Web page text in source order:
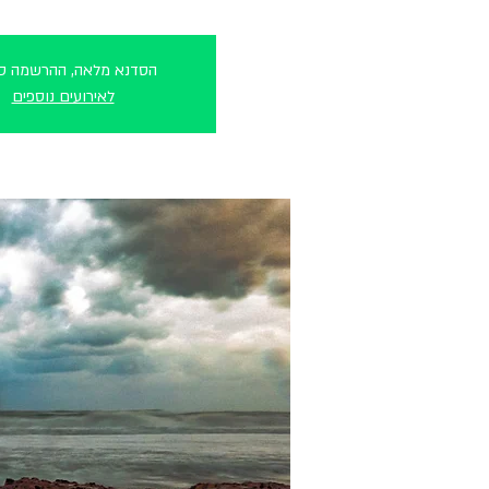
הסדנא מלאה, ההרשמה
לאירועים נוספים